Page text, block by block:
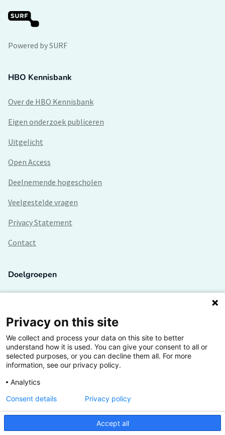
Powered by SURF
HBO Kennisbank
Over de HBO Kennisbank
Eigen onderzoek publiceren
Uitgelicht
Open Access
Deelnemende hogescholen
Veelgestelde vragen
Privacy Statement
Contact
Doelgroepen
Lectoren en onderzoekers
Bedrijven
Hogescholen
De grootste kennisbank van het HBO
Privacy on this site
We collect and process your data on this site to better
understand how it is used. You can give your consent to all or
selected purposes, or you can decline them all. For more
information, see our privacy policy.
Analytics
Accept all
Consent details Privacy policy